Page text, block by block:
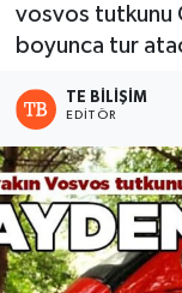
vosvos tutkunu
boyunca tur
TE BILIŞIM
EDITÖR
Son
Haber Arşivi